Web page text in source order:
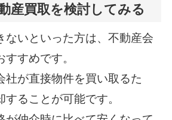
産買取を検討してみる
ないといった方は、不動産会
すめです。
社が直接物件を買い取るた
ることが可能です。